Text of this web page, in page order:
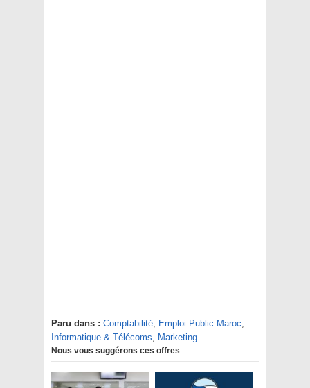
Paru dans : Comptabilité, Emploi Public Maroc,
Informatique & Télécoms, Marketing
Nous vous suggérons ces offres